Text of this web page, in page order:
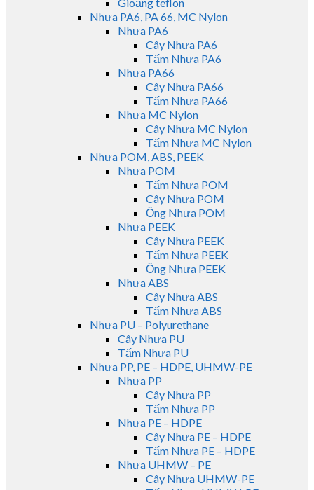
Nhựa PA6, PA 66, MC Nylon
Nhựa PA6
Cây Nhựa PA6
Tấm Nhựa PA6
Nhựa PA66
Cây Nhựa PA66
Tấm Nhựa PA66
Nhựa MC Nylon
Cây Nhựa MC Nylon
Tấm Nhựa MC Nylon
Nhựa POM, ABS, PEEK
Nhựa POM
Tấm Nhựa POM
Cây Nhựa POM
Ống Nhựa POM
Nhựa PEEK
Cây Nhựa PEEK
Tấm Nhựa PEEK
Ống Nhựa PEEK
Nhựa ABS
Cây Nhựa ABS
Tấm Nhựa ABS
Nhựa PU – Polyurethane
Cây Nhựa PU
Tấm Nhựa PU
Nhựa PP, PE – HDPE, UHMW-PE
Nhựa PP
Cây Nhựa PP
Tấm Nhựa PP
Nhựa PE – HDPE
Cây Nhựa PE – HDPE
Tấm Nhựa PE – HDPE
Nhựa UHMW – PE
Cây Nhựa UHMW-PE